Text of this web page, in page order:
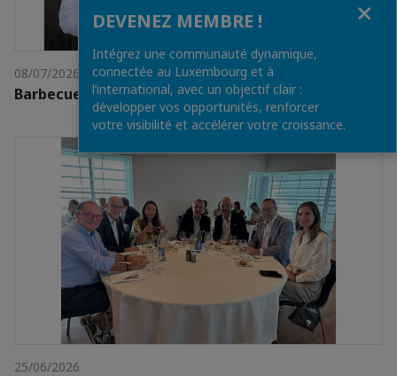
08/07/2026
Barbecue de la Chambre
25/06/2026
DEVENEZ MEMBRE !
Intégrez une communauté dynamique,
connectée au Luxembourg et à
l’international, avec un objectif clair :
développer vos opportunités, renforcer
votre visibilité et accélérer votre croissance.